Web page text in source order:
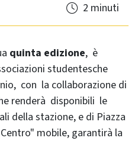
2 minuti
quinta edizione, è
studentesche
con la collaborazione di
renderà disponibili le
della stazione, e di Piazza
mobile, garantirà la